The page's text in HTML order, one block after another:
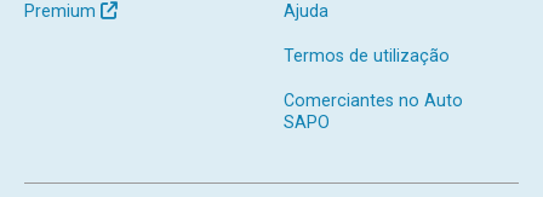
Premium Ajuda
Termos de utilização
Comerciantes no Auto
SAPO